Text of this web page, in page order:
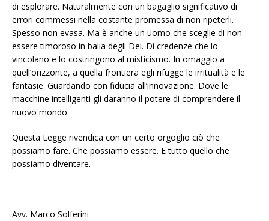
di esplorare. Naturalmente con un bagaglio significativo di
errori commessi nella costante promessa di non ripeterli.
Spesso non evasa. Ma è anche un uomo che sceglie di non
essere timoroso in balia degli Dei. Di credenze che lo
vincolano e lo costringono al misticismo. In omaggio a
quell’orizzonte, a quella frontiera egli rifugge le irritualità e le
fantasie. Guardando con fiducia all’innovazione. Dove le
macchine intelligenti gli daranno il potere di comprendere il
nuovo mondo.
Questa Legge rivendica con un certo orgoglio ciò che
possiamo fare. Che possiamo essere. E tutto quello che
possiamo diventare.
Avv. Marco Solferini